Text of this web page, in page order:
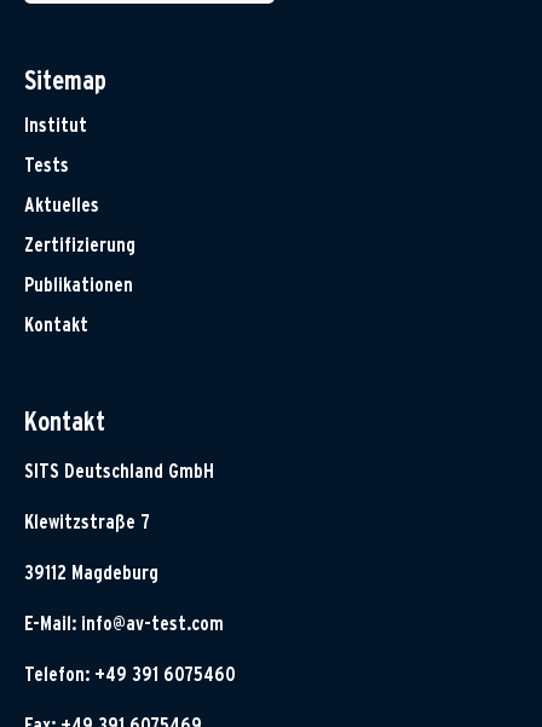
Sitemap
Institut
Tests
Aktuelles
Zertifizierung
Publikationen
Kontakt
Kontakt
SITS Deutschland GmbH
Klewitzstraße 7
39112 Magdeburg
E-Mail: info@av-test.com
Telefon: +49 391 6075460